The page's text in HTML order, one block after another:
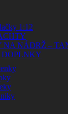
1:12
NA NÁDRŽ –
DOPLNKY